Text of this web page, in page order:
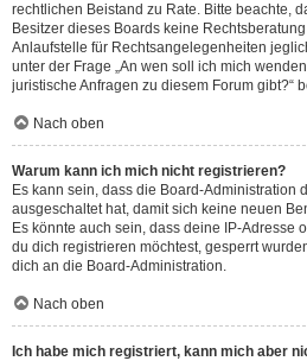
rechtlichen Beistand zu Rate. Bitte beachte,
Besitzer dieses Boards keine
Anlaufstelle für Rechtsangelegenheiten
unter der Frage „An wen soll ich mich
juristische Anfragen zu diesem Forum gibt?“
Nach oben
Warum kann ich mich nicht registrieren?
Es kann sein, dass die Board-Administration
ausgeschaltet hat, damit sich keine neuen
Es könnte auch sein, dass deine IP-Adresse
du dich registrieren möchtest, gesperrt
dich an die Board-Administration.
Nach oben
Ich habe mich registriert, kann mich aber